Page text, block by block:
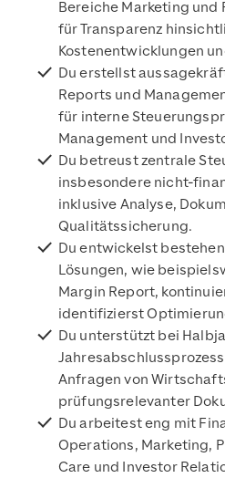
Bereiche Marketing und
für Transparenz
Kostenentwicklungen
Du erstellst
Reports und
für interne
Management und
Du betreust zentrale
insbesondere nicht-
inklusive Analyse,
Qualitätssicherung.
Du entwickelst
Lösungen, wie
Margin Report,
identifizierst
Du unterstützt bei
Anfragen von
prüfungsrelevanter
Du arbeitest eng mit
Operations, Marketing,
Care und Investor